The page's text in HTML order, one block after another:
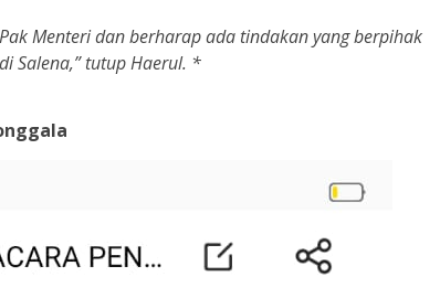
Menteri dan berharap ada tindakan yang berpihak
Salena,” tutup Haerul. *